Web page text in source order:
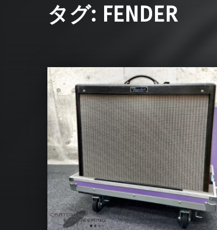
タグ: FENDER